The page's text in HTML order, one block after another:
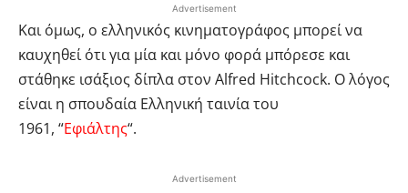
Advertisement
Και όμως, ο ελληνικός κινηματογράφος μπορεί να
καυχηθεί ότι για μία και μόνο φορά μπόρεσε και
στάθηκε ισάξιος δίπλα στον Alfred Hitchcock. Ο λόγος
είναι η σπουδαία Ελληνική ταινία του
1961, “Εφιάλτης“.
Advertisement